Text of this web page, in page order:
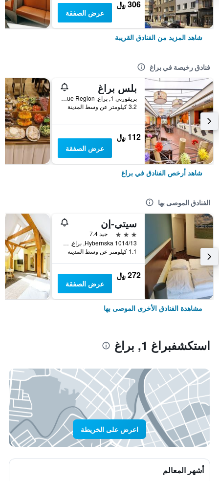
306 ﷼
عرض الصفقة
شاهد المزيد من الفنادق القريبة
فنادق رخيصة في براغ
بلس براغ
بريفوزني 1, براغ, Prague Region, جمهورية التشيك
3.2 كيلومتر عن وسط المدينة
112 ﷼
عرض الصفقة
شاهد أرخص الفنادق في براغ
الفنادق الموصى بها
سيتي-إن
3 نجوم
جيد 7.4
Hybernska 1014/13, براغ, Prague Region, جمهورية التشيك
1.1 كيلومتر عن وسط المدينة
272 ﷼
عرض الصفقة
مشاهدة الفنادق الأخرى الموصى بها
استكشفبراغ 1, براغ
اعرض على الخريطة
أشهر المعالم